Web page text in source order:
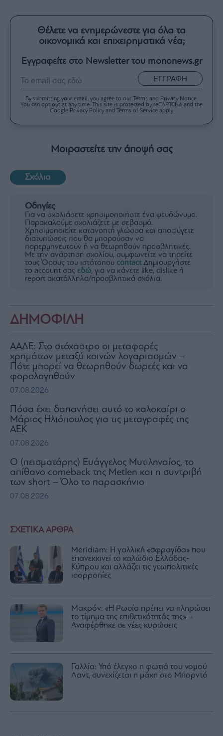
ΣΧΕΤΙΚΑ ΑΡΘΡΑ
Meridiam: Η γαλλική «σφραγίδα» που
επανεκκινεί το καλώδιο Ελλάδας-
Κύπρου και αλλάζει τις γεωπολιτικές
ισορροπίες
Μακρόν: «Η Ρωσία πρέπει να πληρώσει
το τίμημα της επιθετικότητάς της» –
Αναφέρθηκε σε νέες κυρώσεις
Γαλλία: Υπό έλεγχο η φωτιά του νομού
Λαντ, συνεχίζεται η μάχη στο Μπορντό
Θέλετε να ενημερώνεστε για όλα τα
οικονομικά και επιχειρηματικά νέα;
Εγγραφείτε στο Newsletter του mononews.gr
ΕΓΓΡΑΦΗ
By submitting your email, you agree to our Terms and Privacy Notice.
You can opt out at any time. This site is protected by reCAPTCHA and the
Google Privacy Policy and Terms of Service apply.
Μοιραστείτε την άποψή σας
Σχόλια
Οδηγίες
Για να σχολιάσετε χρησιμοποιήστε ένα ψευδώνυμο.
Παρακαλούμε σχολιάζετε με σεβασμό.
Χρησιμοποιείτε κατανοητή γλώσσα και αποφύγετε
διατυπώσεις που θα μπορούσαν να
παρερμηνευτούν ή να θεωρηθούν προσβλητικές.
Με την ανάρτηση σχολίου, συμφωνείτε να τηρείτε
τους Όρους του ιστότοπου contactΔημιουργήστε
το account σας εδώ, για να κάνετε like, dislike ή
report ακατάλληλα/προσβλητικά σχόλια.
ΔΗΜΟΦΙΛΗ
ΑΑΔΕ: Στο στόχαστρο οι μεταφορές
χρημάτων μεταξύ κοινών λογαριασμών –
Πότε μπορεί να θεωρηθούν δωρεές και να
φορολογηθούν
07.08.2026
Πόσα έχει δαπανήσει αυτό το καλοκαίρι ο
Μάριος Ηλιόπουλος για τις μεταγραφές της
ΑΕΚ
07.08.2026
Ο (πεισματάρης) Ευάγγελος Μυτιληναίος, το
απίθανο comeback της Μetlen και η συντριβή
των short – Όλο το παρασκήνιο
07.08.2026